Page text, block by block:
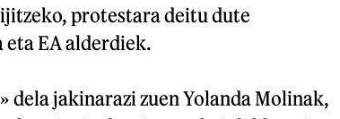
protestara deitu dute
eta EA alderdiek.
dela jakinarazi zuen Yolanda Molinak,